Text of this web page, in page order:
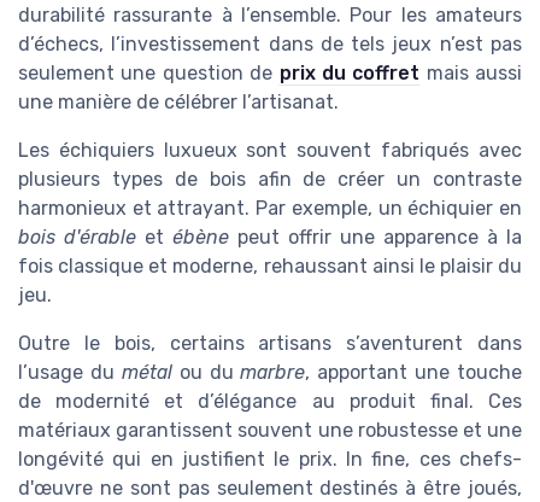
durabilité rassurante à l’ensemble. Pour les amateurs
d’échecs, l’investissement dans de tels jeux n’est pas
seulement une question de prix du coffret mais aussi
une manière de célébrer l’artisanat.
Les échiquiers luxueux sont souvent fabriqués avec
plusieurs types de bois afin de créer un contraste
harmonieux et attrayant. Par exemple, un échiquier en
bois d'érable et ébène peut offrir une apparence à la
fois classique et moderne, rehaussant ainsi le plaisir du
jeu.
Outre le bois, certains artisans s’aventurent dans
l’usage du métalou dumarbre, apportant une touche
de modernité et d’élégance au produit final. Ces
matériaux garantissent souvent une robustesse et une
longévité qui en justifient le prix. In fine, ces chefs-
d'œuvre ne sont pas seulement destinés à être joués,